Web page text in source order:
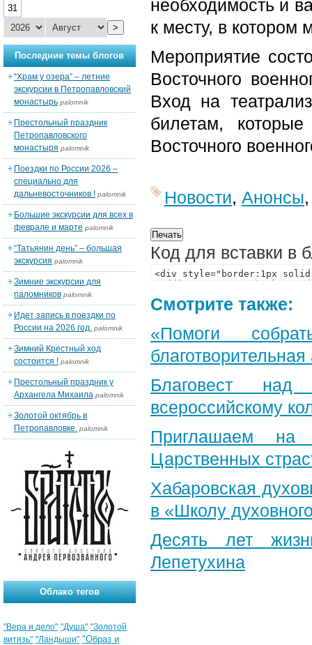
необходимость и
к месту, в котором
Мероприятие
Восточного
Вход на
билетам,
Восточного
Новости, Анонсы
Код для вставки в
Смотрите также:
«Помоги
Благовест
всероссийскому
Приглашаем на
Царственных
Хабаровская
в «Школу
Десять лет
Лепетухина
31
>
Последние темы блогов
“Храм у озера” – летние
экскурсии в Петропавловский
монастырь palomnik
Престольный праздник
Петропавловского
монастыря palomnik
Поездки по России 2026 –
специально для
дальневосточников ! palomnik
Большие экскурсии для всех в
феврале и марте palomnik
“Татьянин день” – большая
экскурсия palomnik
Зимние экскурсии для
паломников palomnik
Идет запись в поездки по
России на 2026 год. palomnik
Зимний Крестный ход
состоится ! palomnik
Престольный праздник у
Архангела Михаила palomnik
Золотой октябрь в
Петропавловке. palomnik
Облако тегов
"Вера и дело" "Душа" "Золотой
витязь" "Ландыши" "Образ и